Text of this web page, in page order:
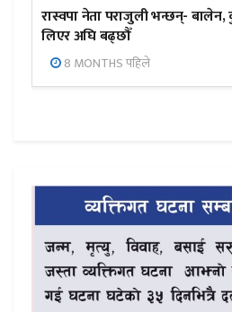
रास्वपा नेता पराजुली भन्छन्-
लिएर अघि बढ्छौँ
8 MONTHS पहिले